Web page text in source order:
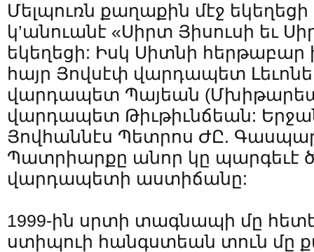
Մելպուռն քաղաքին մէջ եկեղեցի
կ’անուանէ «Սիրտ Յիսուսի եւ
եկեղեցի: Իսկ Սիտնի հերթաբար
հայր Յովսէփ վարդապետ
վարդապետ Պայեան
վարդապետ Թիւթիւնճեան:
Յովհաննէս Պետրոս ԺԸ.
Պատրիարքը անոր կը պարգեւէ
վարդապետի աստիճանը:
1999-ին սրտի տագնապի մը
ստիպուի հանգստեան տուն մը